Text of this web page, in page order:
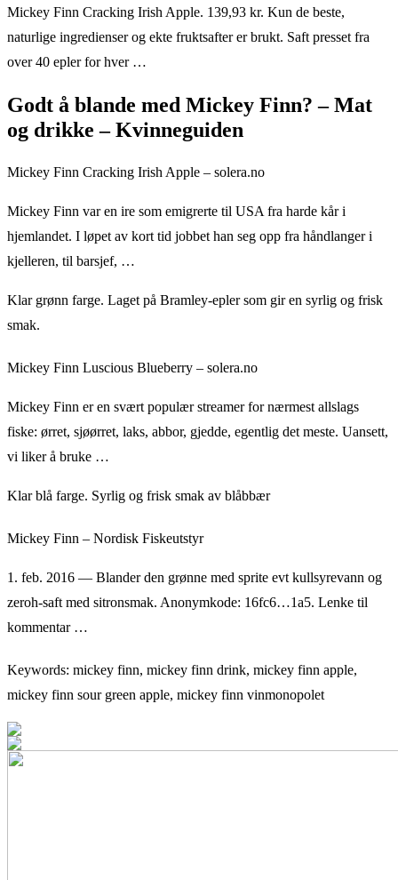
Mickey Finn Cracking Irish Apple. 139,93 kr. Kun de beste,
naturlige ingredienser og ekte fruktsafter er brukt. Saft presset fra
over 40 epler for hver …
Godt å blande med Mickey Finn? – Mat
og drikke – Kvinneguiden
Mickey Finn Cracking Irish Apple – solera.no
Mickey Finn var en ire som emigrerte til USA fra harde kår i
hjemlandet. I løpet av kort tid jobbet han seg opp fra håndlanger i
kjelleren, til barsjef, …
Klar grønn farge. Laget på Bramley-epler som gir en syrlig og frisk
smak.
Mickey Finn Luscious Blueberry – solera.no
Mickey Finn er en svært populær streamer for nærmest allslags
fiske: ørret, sjøørret, laks, abbor, gjedde, egentlig det meste. Uansett,
vi liker å bruke …
Klar blå farge. Syrlig og frisk smak av blåbbær
Mickey Finn – Nordisk Fiskeutstyr
1. feb. 2016 — Blander den grønne med sprite evt kullsyrevann og
zeroh-saft med sitronsmak. Anonymkode: 16fc6…1a5. Lenke til
kommentar …
Keywords: mickey finn, mickey finn drink, mickey finn apple,
mickey finn sour green apple, mickey finn vinmonopolet